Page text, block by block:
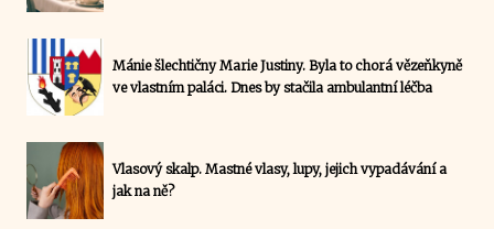
Mánie šlechtičny Marie Justiny. Byla to chorá vězeňkyně
ve vlastním paláci. Dnes by stačila ambulantní léčba
Vlasový skalp. Mastné vlasy, lupy, jejich vypadávání a
jak na ně?